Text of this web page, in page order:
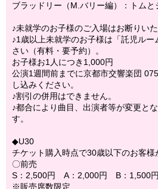
ブラッドリー（M.バリー編）：トム
♪未就学のお子様のご入場はお断りいた
♪1歳以上未就学のお子様は「託児ルー
さい（有料・要予約）。
お子様お1人につき1,000円
公演1週間前までに京都市交響楽団
し込みください。
♪割引の併用はできません。
♪都合により曲目、出演者等が変更と
す。
◆U30
チケット購入時点で30歳以下のお客様
〇前売
S：2,500円 A：2,000円 B：1,500円
※販売席数限定